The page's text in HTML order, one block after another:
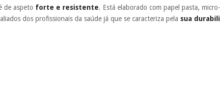
de aspeto forte e resistente. Está elaborado com papel pasta,
dos profissionais da saúde já que se caracteriza pela sua